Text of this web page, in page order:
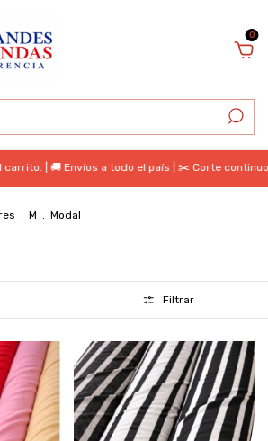
0
| 🚚 Envíos a todo el país | ✂️ Corte continuo |
. M . Modal
Filtrar